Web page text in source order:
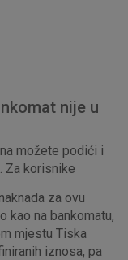
nije u
možete podići i
. Za korisnike
za ovu
kao na bankomatu,
mjestu Tiska
iznosa, pa
stranice i
uključuju zahtjev
preglednik
neće raditi. Ti
bi vas mogle